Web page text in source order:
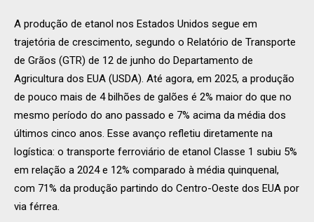
A produção de etanol nos Estados Unidos segue em
trajetória de crescimento, segundo o Relatório de Transporte
de Grãos (GTR) de 12 de junho do Departamento de
Agricultura dos EUA (USDA). Até agora, em 2025, a produção
de pouco mais de 4 bilhões de galões é 2% maior do que no
mesmo período do ano passado e 7% acima da média dos
últimos cinco anos. Esse avanço refletiu diretamente na
logística: o transporte ferroviário de etanol Classe 1 subiu 5%
em relação a 2024 e 12% comparado à média quinquenal,
com 71% da produção partindo do Centro-Oeste dos EUA por
via férrea.